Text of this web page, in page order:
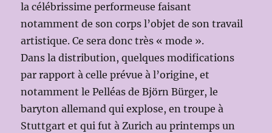
la célébrissime performeuse faisant
notamment de son corps l’objet de son travail
artistique. Ce sera donc très « mode ».
Dans la distribution, quelques modifications
par rapport à celle prévue à l’origine, et
notamment le Pelléas de Björn Bürger, le
baryton allemand qui explose, en troupe à
Stuttgart et qui fut à Zurich au printemps un